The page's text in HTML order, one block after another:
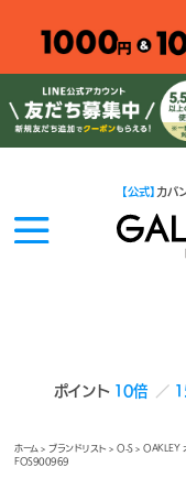
ポイント 10倍
【公式】 カバ
ホーム >ブランドリスト >O-S>OAKLEY
FOS900969